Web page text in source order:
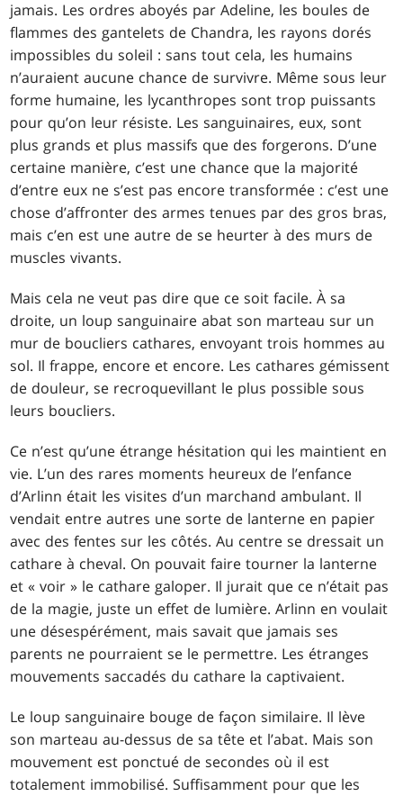
jamais. Les ordres aboyés par Adeline, les boules de
flammes des gantelets de Chandra, les rayons dorés
impossibles du soleil : sans tout cela, les humains
n’auraient aucune chance de survivre. Même sous leur
forme humaine, les lycanthropes sont trop puissants
pour qu’on leur résiste. Les sanguinaires, eux, sont
plus grands et plus massifs que des forgerons. D’une
certaine manière, c’est une chance que la majorité
d’entre eux ne s’est pas encore transformée : c’est une
chose d’affronter des armes tenues par des gros bras,
mais c’en est une autre de se heurter à des murs de
muscles vivants.
Mais cela ne veut pas dire que ce soit facile. À sa
droite, un loup sanguinaire abat son marteau sur un
mur de boucliers cathares, envoyant trois hommes au
sol. Il frappe, encore et encore. Les cathares gémissent
de douleur, se recroquevillant le plus possible sous
leurs boucliers.
Ce n’est qu’une étrange hésitation qui les maintient en
vie. L’un des rares moments heureux de l’enfance
d’Arlinn était les visites d’un marchand ambulant. Il
vendait entre autres une sorte de lanterne en papier
avec des fentes sur les côtés. Au centre se dressait un
cathare à cheval. On pouvait faire tourner la lanterne
et « voir » le cathare galoper. Il jurait que ce n’était pas
de la magie, juste un effet de lumière. Arlinn en voulait
une désespérément, mais savait que jamais ses
parents ne pourraient se le permettre. Les étranges
mouvements saccadés du cathare la captivaient.
Le loup sanguinaire bouge de façon similaire. Il lève
son marteau au-dessus de sa tête et l’abat. Mais son
mouvement est ponctué de secondes où il est
totalement immobilisé. Suffisamment pour que les